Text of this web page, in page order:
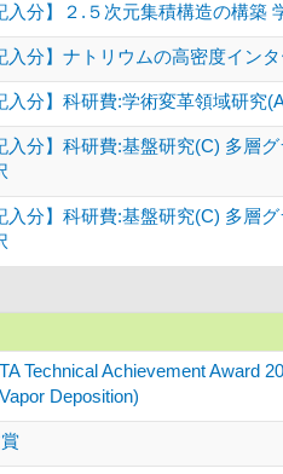
入分】２.５次元集積構造の構築
入分】ナトリウムの高密度イン
入分】科研費:学術変革領域研究
入分】科研費:基盤研究(C) 多層
入分】科研費:基盤研究(C) 多層
Technical Achievement Award
Deposition)